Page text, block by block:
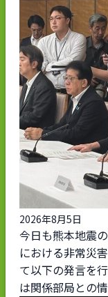
2026年8月5日
今日も熊本地震
における非常災
て以下の発言を
は関係部局との